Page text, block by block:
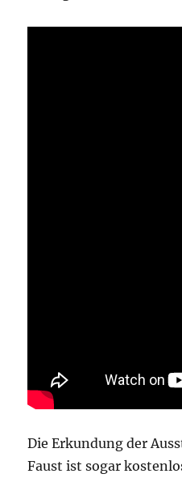
Die Erkundung der
Faust ist sogar